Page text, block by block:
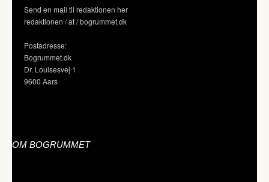
Send en mail til redaktionen her
redaktionen / at / bogrummet.dk
Postadresse:
Bogrummet.dk
Dr. Louisesvej 1
9600 Aars
OM BOGRUMMET